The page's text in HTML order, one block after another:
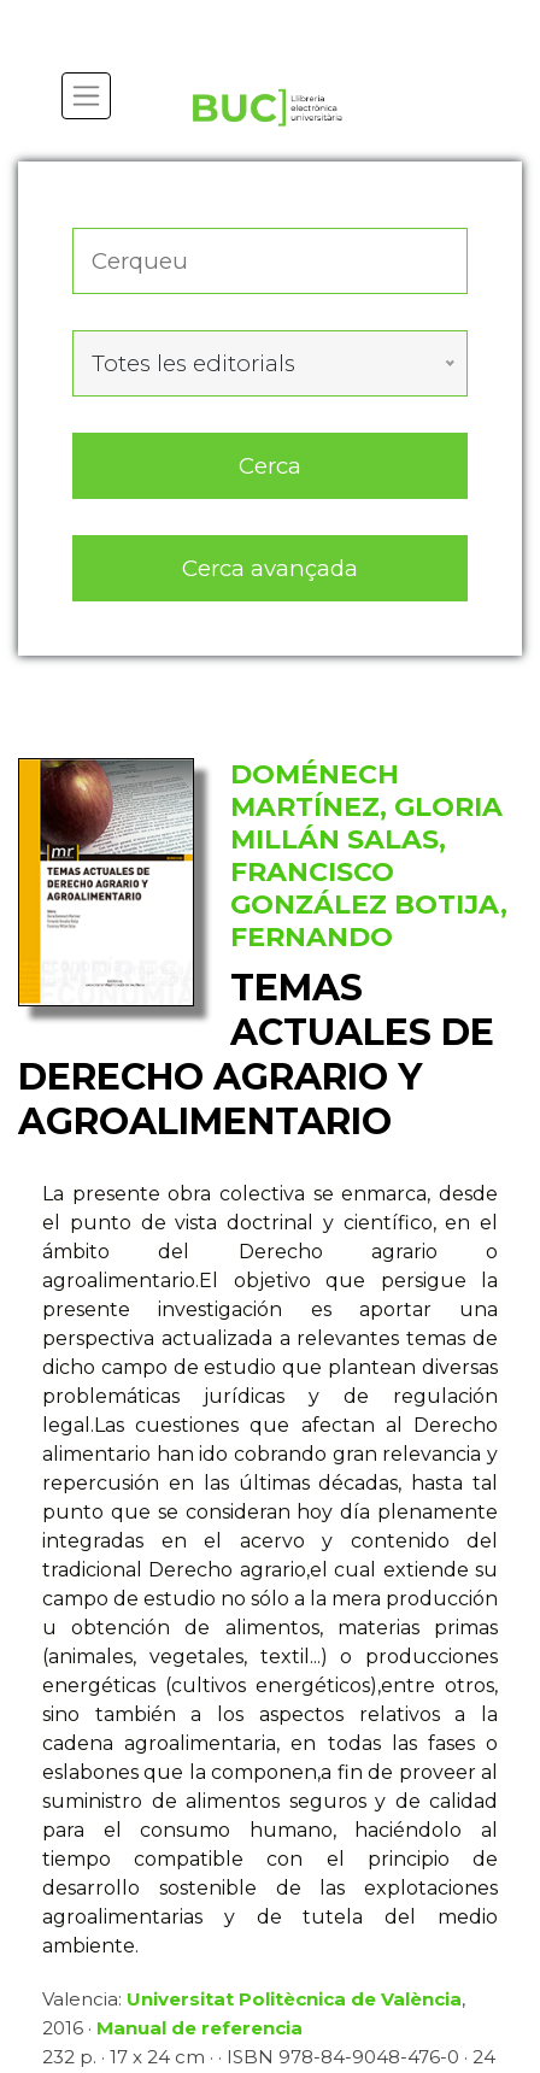
Totes les editorials
Cerca
Cerca avançada
DOMÉNECH
MARTÍNEZ, GLORIA
MILLÁN SALAS,
FRANCISCO
GONZÁLEZ BOTIJA,
FERNANDO
TEMAS
ACTUALES DE
DERECHO AGRARIO Y
AGROALIMENTARIO
La presente obra colectiva se enmarca, desde
el punto de vista doctrinal y científico, en el
ámbito del Derecho agrario o
agroalimentario.El objetivo que persigue la
presente investigación es aportar una
perspectiva actualizada a relevantes temas de
dicho campo de estudio que plantean diversas
problemáticas jurídicas y de regulación
legal.Las cuestiones que afectan al Derecho
alimentario han ido cobrando gran relevancia y
repercusión en las últimas décadas, hasta tal
punto que se consideran hoy día plenamente
integradas en el acervo y contenido del
tradicional Derecho agrario,el cual extiende su
campo de estudio no sólo a la mera producción
u obtención de alimentos, materias primas
(animales, vegetales, textil...) o producciones
energéticas (cultivos energéticos),entre otros,
sino también a los aspectos relativos a la
cadena agroalimentaria, en todas las fases o
eslabones que la componen,a fin de proveer al
suministro de alimentos seguros y de calidad
para el consumo humano, haciéndolo al
tiempo compatible con el principio de
desarrollo sostenible de las explotaciones
agroalimentarias y de tutela del medio
ambiente.
Valencia: Universitat Politècnica de València,
2016 · Manual de referencia
232 p. · 17 x 24 cm · · ISBN 978-84-9048-476-0 · 24